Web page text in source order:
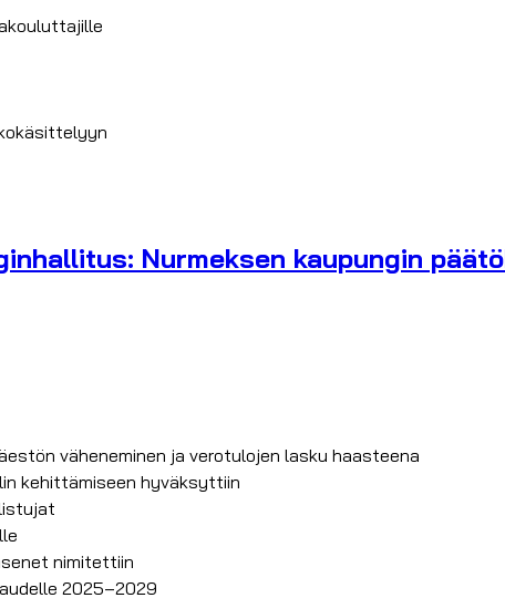
Nurmeksen kaupungin
väheneminen ja verotulojen lasku haasteena
kehittämiseen hyväksyttiin
nimitettiin
2025–2029